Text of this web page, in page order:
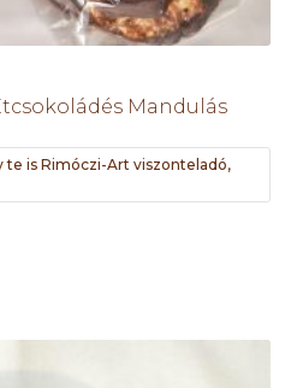
Mandulás
is Rimóczi-Art viszonteladó,